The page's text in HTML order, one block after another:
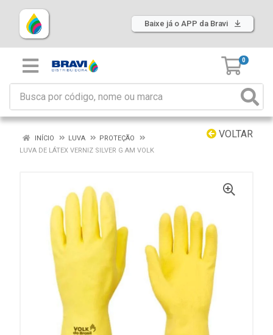
Baixe já o APP da Bravi
0
VOLTAR
INÍCIO LUVA
PROTEÇÃO
LUVA DE LÁTEX VERNIZ SILVER G AM VOLK